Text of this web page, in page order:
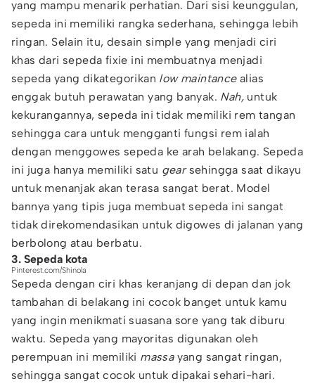
yang mampu menarik perhatian. Dari sisi keunggulan,
sepeda ini memiliki rangka sederhana, sehingga lebih
ringan. Selain itu, desain simple yang menjadi ciri
khas dari sepeda fixie ini membuatnya menjadi
sepeda yang dikategorikan low maintancealias
enggak butuh perawatan yang banyak. Nah, untuk
kekurangannya, sepeda ini tidak memiliki rem tangan
sehingga cara untuk mengganti fungsi rem ialah
dengan menggowes sepeda ke arah belakang. Sepeda
ini juga hanya memiliki satu gear sehingga saat dikayu
untuk menanjak akan terasa sangat berat. Model
bannya yang tipis juga membuat sepeda ini sangat
tidak direkomendasikan untuk digowes di jalanan yang
berbolong atau berbatu.
3. Sepeda kota
Pinterest.com/Shinola
Sepeda dengan ciri khas keranjang di depan dan jok
tambahan di belakang ini cocok banget untuk kamu
yang ingin menikmati suasana sore yang tak diburu
waktu. Sepeda yang mayoritas digunakan oleh
perempuan ini memiliki massayang sangat ringan,
sehingga sangat cocok untuk dipakai sehari-hari.